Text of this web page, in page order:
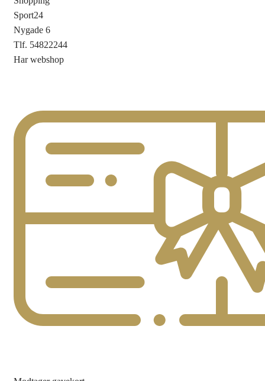
Sport24
Nygade 6
Tlf. 54822244
Har webshop